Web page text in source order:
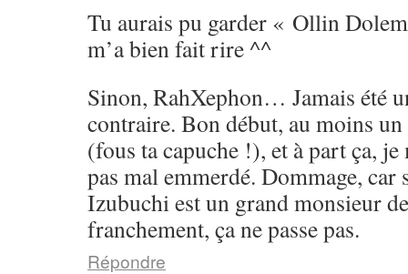
Tu aurais pu garder « Ollin
m’a bien fait rire ^^
Sinon, RahXephon… Jamais été
contraire. Bon début, au moins
(fous ta capuche !), et à part ça,
pas mal emmerdé. Dommage, car
Izubuchi est un grand monsieur
franchement, ça ne passe pas.
Répondre